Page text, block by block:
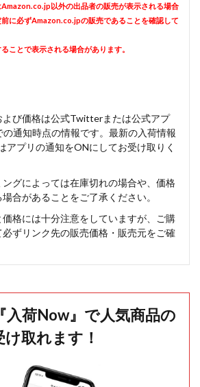
以外の出品者の販売が表示される場合
に必ずAmazon.co.jpの販売であることを確認して
ことで表示される場合があります。
よび価格は公式Twitterまたは公式アプ
の通知時点の情報です。最新の入荷情報
アプリの通知をONにしてお受け取りく
グによっては在庫切れの場合や、価格
合があることをご了承ください。
格には十分注意をしていますが、ご購
必ずリンク先の販売価格・販売元をご確
入荷Now』で人気商品の
取れます！